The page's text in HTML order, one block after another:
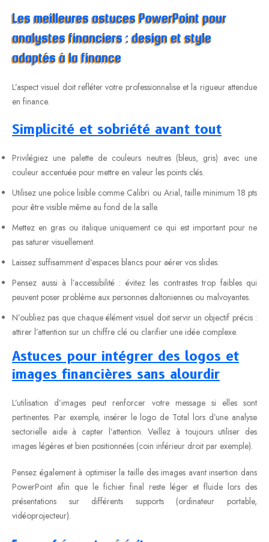
Les meilleures astuces PowerPoint pour
analystes financiers : design et style
adaptés à la finance
L’aspect visuel doit refléter votre professionnalise et la rigueur attendue
en finance.
Simplicité et sobriété avant tout
Privilégiez une palette de couleurs neutres (bleus, gris) avec une
couleur accentuée pour mettre en valeur les points clés.
Utilisez une police lisible comme Calibri ou Arial, taille minimum 18 pts
pour être visible même au fond de la salle.
Mettez en gras ou italique uniquement ce qui est important pour ne
pas saturer visuellement.
Laissez suffisamment d’espaces blancs pour aérer vos slides.
Pensez aussi à l’accessibilité : évitez les contrastes trop faibles qui
peuvent poser problème aux personnes daltoniennes ou malvoyantes.
N’oubliez pas que chaque élément visuel doit servir un objectif précis :
attirer l’attention sur un chiffre clé ou clarifier une idée complexe.
Astuces pour intégrer des logos et
images financières sans alourdir
L’utilisation d’images peut renforcer votre message si elles sont
pertinentes. Par exemple, insérer le logo de Total lors d’une analyse
sectorielle aide à capter l’attention. Veillez à toujours utiliser des
images légères et bien positionnées (coin inférieur droit par exemple).
Pensez également à optimiser la taille des images avant insertion dans
PowerPoint afin que le fichier final reste léger et fluide lors des
présentations sur différents supports (ordinateur portable,
vidéoprojecteur).